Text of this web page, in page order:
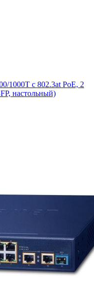
1000T с 802.3at PoE, 2
настольный)